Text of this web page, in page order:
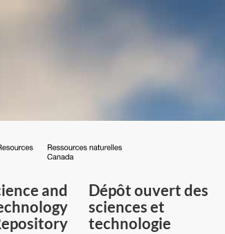
du
Canada
and
Dépôt ouvert des
sciences et
technologie